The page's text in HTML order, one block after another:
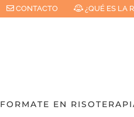
CONTACTO ¿QUÉ ES LA
FORMATE EN